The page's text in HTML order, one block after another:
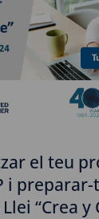
el teu
i preparar-
“Crea y